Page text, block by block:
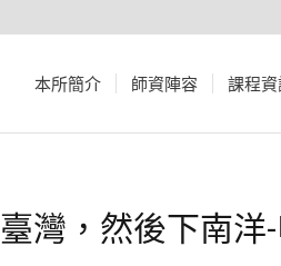
本所簡介 師資陣容 課程資
臺灣，然後下南